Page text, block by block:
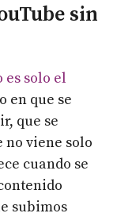
sin
es solo el
en que se
que se
no viene solo
cuando se
subimos